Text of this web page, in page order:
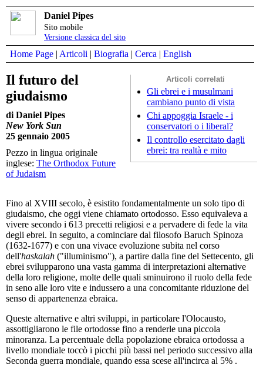
Daniel Pipes
Sito mobile
Versione classica del sito
Home Page | Articoli | Biografia | Cerca | English
Articoli correlati
Gli ebrei e i musulmani
cambiano punto di vista
Chi appoggia Israele - i
conservatori o i liberal?
Il controllo esercitato dagli
ebrei: tra realtà e mito
Il futuro del
giudaismo
di Daniel Pipes
New York Sun
25 gennaio 2005
Pezzo in lingua originale
inglese: The Orthodox Future
of Judaism
Fino al XVIII secolo, è esistito fondamentalmente un solo tipo di
giudaismo, che oggi viene chiamato ortodosso. Esso equivaleva a
vivere secondo i 613 precetti religiosi e a pervadere di fede la vita
degli ebrei. In seguito, a cominciare dal filosofo Baruch Spinoza
(1632-1677) e con una vivace evoluzione subita nel corso
dell'haskalah ("illuminismo"), a partire dalla fine del Settecento, gli
ebrei svilupparono una vasta gamma di interpretazioni alternative
della loro religione, molte delle quali sminuirono il ruolo della fede
in seno alle loro vite e indussero a una concomitante riduzione del
senso di appartenenza ebraica.
Queste alternative e altri sviluppi, in particolare l'Olocausto,
assottigliarono le file ortodosse fino a renderle una piccola
minoranza. La percentuale della popolazione ebraica ortodossa a
livello mondiale toccò i picchi più bassi nel periodo successivo alla
Seconda guerra mondiale, quando essa scese all'incirca al 5% .